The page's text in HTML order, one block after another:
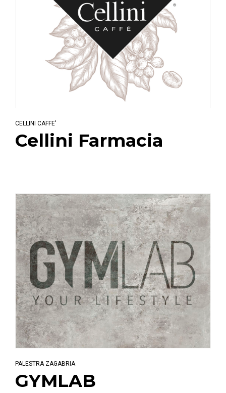
CELLINI CAFFE'
Cellini Farmacia
PALESTRA ZAGABRIA
GYMLAB